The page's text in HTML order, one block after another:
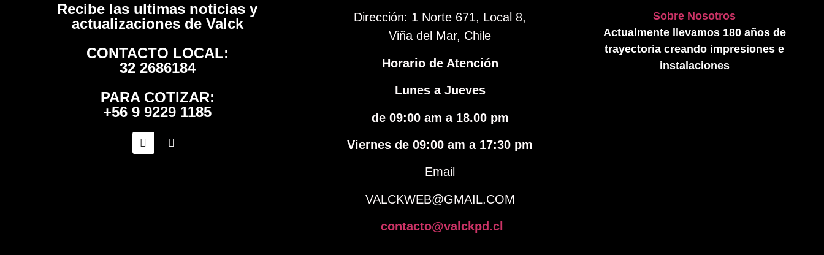
Recibe las ultimas noticias y
actualizaciones de Valck
CONTACTO LOCAL:
32 2686184
PARA COTIZAR:
+56 9 9229 1185
Dirección: 1 Norte 671, Local 8,
Viña del Mar, Chile
Horario de Atención
Lunes a Jueves
de 09:00 am a 18.00 pm
Viernes de 09:00 am a 17:30 pm
Email
VALCKWEB@GMAIL.COM
contacto@valckpd.cl
Sobre Nosotros
Actualmente llevamos 180 años de
trayectoria creando impresiones e
instalaciones